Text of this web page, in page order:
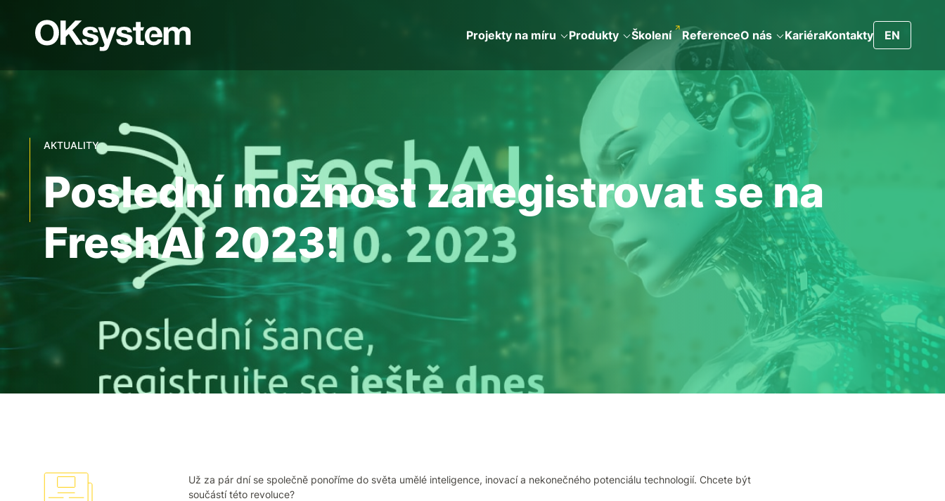
Projekty na míru Produkty Školení ReferenceO nás KariéraKontakty EN
AKTUALITY
Poslední možnost zaregistrovat se na
FreshAI 2023!
Už za pár dní se společně ponoříme do světa umělé inteligence, inovací a nekonečného potenciálu technologií. Chcete být
součástí této revoluce?